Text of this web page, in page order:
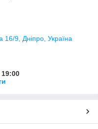
9, Дніпро, Україна